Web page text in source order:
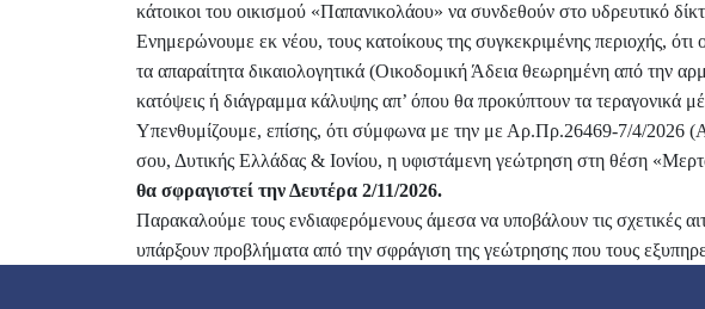
κάτοικοι του οικισμού «Παπανικολάου» να συνδεθούν στο υδρευτικό
Ενημερώνουμε εκ νέου, τους κατοίκους της συγκεκριμένης περιοχής,
τα απαραίτητα δικαιολογητικά (Οικοδομική Άδεια θεωρημένη από την
κατόψεις ή διάγραμμα κάλυψης απ’ όπου θα προκύπτουν τα τεραγονικά
Υπενθυμίζουμε, επίσης, ότι σύμφωνα με την με Αρ.Πρ.26469-7/4/
σου, Δυτικής Ελλάδας & Ιονίου, η υφιστάμενη γεώτρηση στη θέση
θα σφραγιστεί την Δευτέρα 2/11/2026.
Παρακαλούμε τους ενδιαφερόμενους άμεσα να υποβάλουν τις
υπάρξουν προβλήματα από την σφράγιση της γεώτρησης που τους